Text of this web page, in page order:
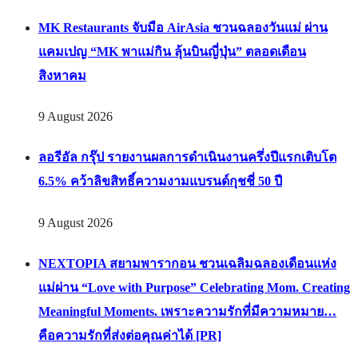
MK Restaurants จับมือ AirAsia ชวนฉลองวันแม่ ผ่าน
แคมเปญ “MK พาแม่กิน ลุ้นบินญี่ปุ่น” ตลอดเดือน
สิงหาคม
9 August 2026
ลอรีอัล กรุ๊ป รายงานผลการดำเนินงานครึ่งปีแรกเติบโต
6.5% คว้าลิขสิทธิ์ความงามแบรนด์กุชชี่ 50 ปี
9 August 2026
NEXTOPIA สยามพารากอน ชวนเฉลิมฉลองเดือนแห่ง
แม่ผ่าน “Love with Purpose” Celebrating Mom. Creating
Meaningful Moments. เพราะความรักที่มีความหมาย…
คือความรักที่ส่งต่อคุณค่าได้ [PR]